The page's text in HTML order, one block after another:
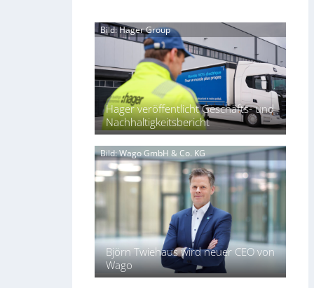
n
d
i
k
0
2
7
b
ü
n
d
e
l
h
t
u
I
3
8
0
5
l
s
S
h
l
ü
l
f
ü
r
Bild: Hager Group
Hager veröffentlicht Geschäfts- und
Nachhaltigkeitsbericht
Bild: Wago GmbH & Co. KG
Björn Twiehaus wird neuer CEO von
Wago